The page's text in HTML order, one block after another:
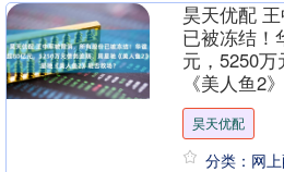
昊天优配
已被冻结！
元，5250
《美人鱼2
昊天优配
分类：网